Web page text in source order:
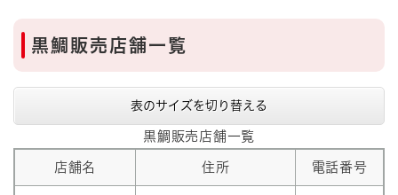
黒鯛販売店舗一覧
表のサイズを切り替える
黒鯛販売店舗一覧
店舗名 住所 電話番号